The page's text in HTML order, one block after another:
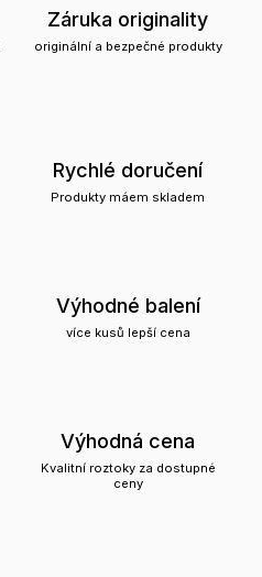
Záruka originality
originální a bezpečné produkty
Rychlé doručení
Produkty máem skladem
Výhodné balení
více kusů lepší cena
Výhodná cena
Kvalitní roztoky za dostupné
ceny